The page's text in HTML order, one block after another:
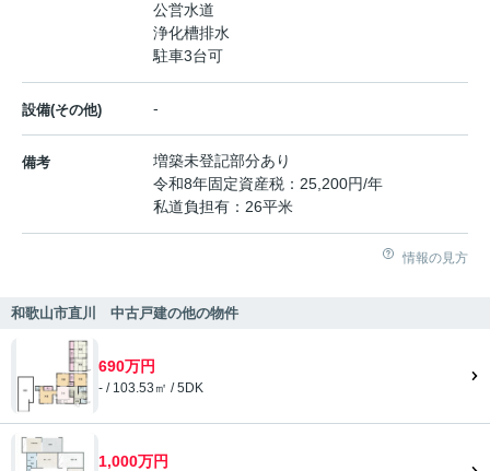
公営水道
浄化槽排水
駐車3台可
設備(その他) -
備考
増築未登記部分あり
令和8年固定資産税：25,200円/年
私道負担有：26平米
情報の見方
和歌山市直川 中古戸建の他の物件
690万円
- / 103.53㎡ / 5DK
1,000万円